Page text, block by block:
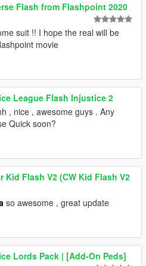
Flash from Flashpoint 2020
suit !! I hope the real will be
movie
League Flash Injustice 2
, nice , awesome guys . Any
Quick soon?
Kid Flash V2 (CW Kid Flash V2
so awesome , great update
Lords Pack | [Add-On Peds]